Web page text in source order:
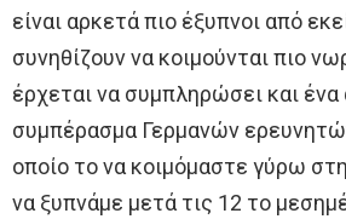
είναι αρκετά πιο έξυπνοι από
συνηθίζουν να κοιμούνται πιο
έρχεται να συμπληρώσει και ένα
συμπέρασμα Γερμανών
οποίο το να κοιμόμαστε γύρω
να ξυπνάμε μετά τις 12 το